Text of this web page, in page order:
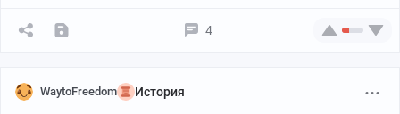
4
WaytoFreedom История